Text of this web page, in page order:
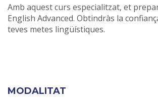
Amb aquest curs especialitzat, et
English Advanced. Obtindràs la
teves metes lingüístiques.
MODALITAT